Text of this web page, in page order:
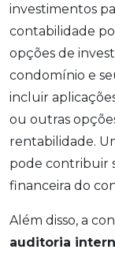
investimentos
contabilidade
opções de
condomínio e
incluir
ou outras
rentabilidade.
pode contribuir
financeira do
Além disso, a
auditoria